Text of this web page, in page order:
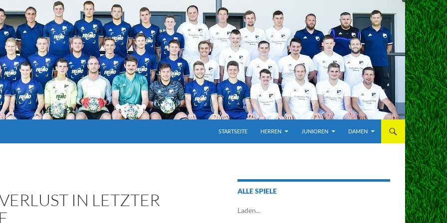
STARTSEITE HERREN JUNIOREN DAMEN
IN LETZTER
ALLE SPIELE
Laden...